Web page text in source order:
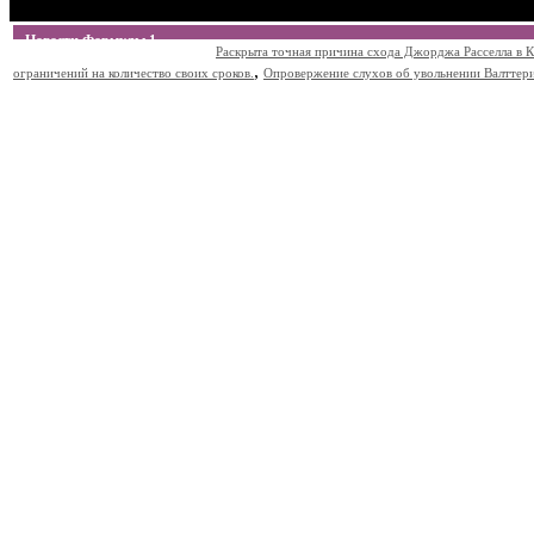
Новости Формулы 1
Раскрыта точная причина схода Джорджа Расселла в
ограничений на количество своих сроков. , Опровержение слухов об увольнении